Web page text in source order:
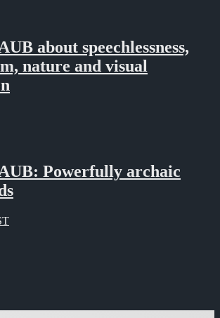
about speechlessness,
nature and visual
Powerfully archaic